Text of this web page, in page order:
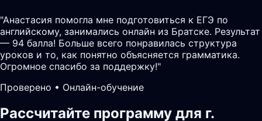
"Анастасия помогла мне подготовиться к ЕГЭ по
английскому, занимались онлайн из Братске. Результат
— 94 балла! Больше всего понравилась структура
уроков и то, как понятно объясняется грамматика.
Огромное спасибо за поддержку!"
Проверено • Онлайн-обучение
Рассчитайте программу для г.